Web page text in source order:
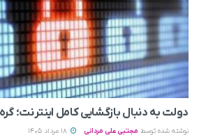
دولت به دنبال بازگشایی کامل اینترنت؛
نوشته شده توسط مجتبی علی مردانی